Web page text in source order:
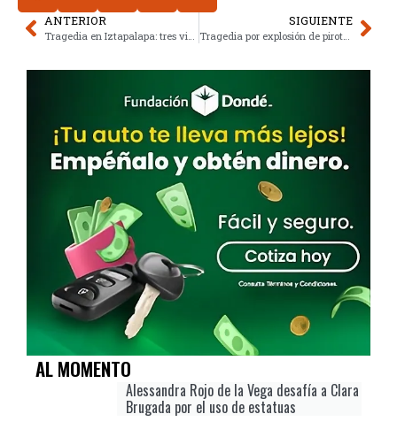
ANTERIOR
Tragedia en Iztapalapa: tres vidas perdidas por monóxido de carbono
SIGUIENTE
Tragedia por explosión de pirotecnia en Pesquería, Nuevo León
AL MOMENTO
Alessandra Rojo de la Vega desafía a Clara
Brugada por el uso de estatuas